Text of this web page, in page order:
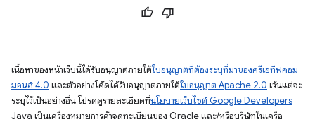
เนื้อหาของหน้าเว็บนี้ได้รับอนุญาตภายใต้ใบอนุญาตที่ต้องระบุที่มาของครีเอทีฟคอม
มอนส์ 4.0 และตัวอย่างโค้ดได้รับอนุญาตภายใต้ใบอนุญาต Apache 2.0 เว้นแต่จะ
ระบุไว้เป็นอย่างอื่น โปรดดูรายละเอียดที่นโยบายเว็บไซต์ Google Developers
Java เป็นเครื่องหมายการค้าจดทะเบียนของ Oracle และ/หรือบริษัทในเครือ